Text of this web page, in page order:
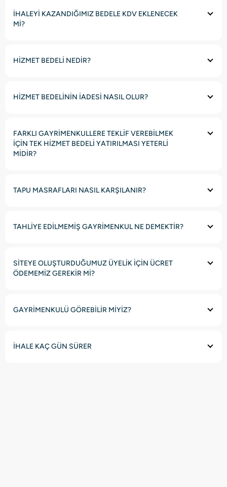
İHALEYİ KAZANDIĞIMIZ BEDELE KDV EKLENECEK
Mİ?
HİZMET BEDELİ NEDİR?
HİZMET BEDELİNİN İADESİ NASIL OLUR?
FARKLI GAYRİMENKULLERE TEKLİF VEREBİLMEK
İÇİN TEK HİZMET BEDELİ YATIRILMASI YETERLİ
MİDİR?
TAPU MASRAFLARI NASIL KARŞILANIR?
TAHLİYE EDİLMEMİŞ GAYRİMENKUL NE DEMEKTİR?
SİTEYE OLUŞTURDUĞUMUZ ÜYELİK İÇİN ÜCRET
ÖDEMEMİZ GEREKİR Mİ?
GAYRİMENKULÜ GÖREBİLİR MİYİZ?
İHALE KAÇ GÜN SÜRER